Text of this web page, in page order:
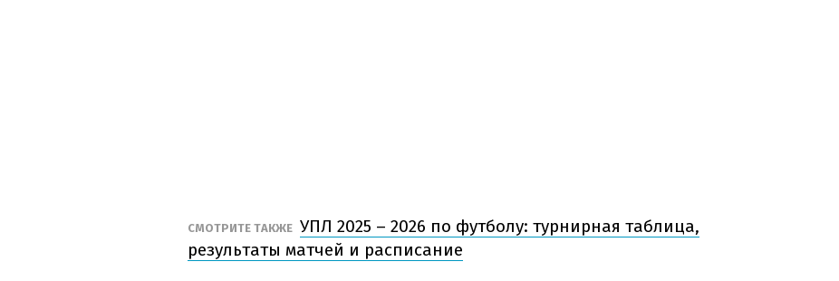
СМОТРИТЕ ТАКЖЕ УПЛ 2025 – 2026 по футболу: турнирная таблица,
результаты матчей и расписание